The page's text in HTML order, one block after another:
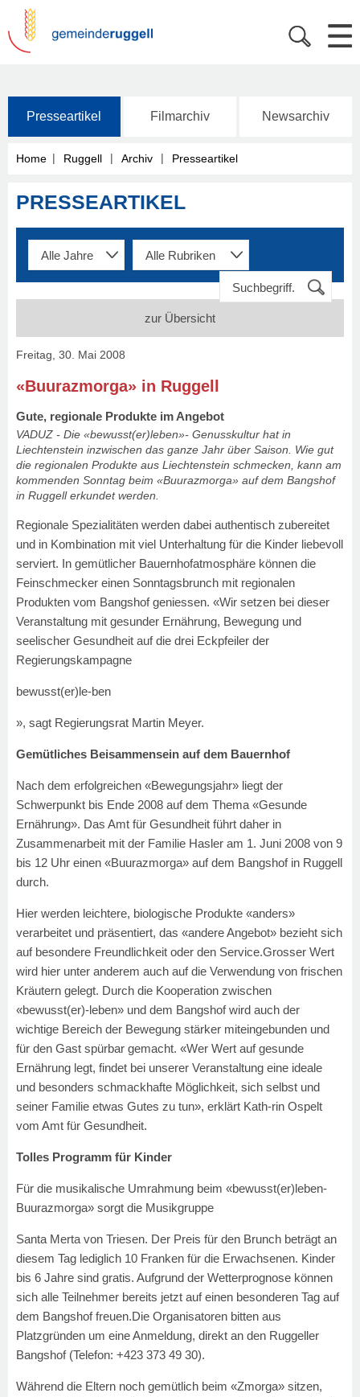
Presseartikel Filmarchiv Newsarchiv
Home | Ruggell | Archiv | Presseartikel
PRESSEARTIKEL
zur Übersicht
Freitag, 30. Mai 2008
«Buurazmorga» in Ruggell
Gute, regionale Produkte im Angebot
VADUZ - Die «bewusst(er)leben»- Genusskultur hat in
Liechtenstein inzwischen das ganze Jahr über Saison. Wie gut
die regionalen Produkte aus Liechtenstein schmecken, kann am
kommenden Sonntag beim «Buurazmorga» auf dem Bangshof
in Ruggell erkundet werden.
Regionale Spezialitäten werden dabei authentisch zubereitet
und in Kombination mit viel Unterhaltung für die Kinder liebevoll
serviert. In gemütlicher Bauernhofatmosphäre können die
Feinschmecker einen Sonntagsbrunch mit regionalen
Produkten vom Bangshof geniessen. «Wir setzen bei dieser
Veranstaltung mit gesunder Ernährung, Bewegung und
seelischer Gesundheit auf die drei Eckpfeiler der
Regierungskampagne
bewusst(er)le-ben
», sagt Regierungsrat Martin Meyer.
Gemütliches Beisammensein auf dem Bauernhof
Nach dem erfolgreichen «Bewegungsjahr» liegt der
Schwerpunkt bis Ende 2008 auf dem Thema «Gesunde
Ernährung». Das Amt für Gesundheit führt daher in
Zusammenarbeit mit der Familie Hasler am 1. Juni 2008 von 9
bis 12 Uhr einen «Buurazmorga» auf dem Bangshof in Ruggell
durch.
Hier werden leichtere, biologische Produkte «anders»
verarbeitet und präsentiert, das «andere Angebot» bezieht sich
auf besondere Freundlichkeit oder den Service.Grosser Wert
wird hier unter anderem auch auf die Verwendung von frischen
Kräutern gelegt. Durch die Kooperation zwischen
«bewusst(er)-leben» und dem Bangshof wird auch der
wichtige Bereich der Bewegung stärker miteingebunden und
für den Gast spürbar gemacht. «Wer Wert auf gesunde
Ernährung legt, findet bei unserer Veranstaltung eine ideale
und besonders schmackhafte Möglichkeit, sich selbst und
seiner Familie etwas Gutes zu tun», erklärt Kath-rin Ospelt
vom Amt für Gesundheit.
Tolles Programm für Kinder
Für die musikalische Umrahmung beim «bewusst(er)leben-
Buurazmorga» sorgt die Musikgruppe
Santa Merta von Triesen. Der Preis für den Brunch beträgt an
diesem Tag lediglich 10 Franken für die Erwachsenen. Kinder
bis 6 Jahre sind gratis. Aufgrund der Wetterprognose können
sich alle Teilnehmer bereits jetzt auf einen besonderen Tag auf
dem Bangshof freuen.Die Organisatoren bitten aus
Platzgründen um eine Anmeldung, direkt an den Ruggeller
Bangshof (Telefon: +423 373 49 30).
Während die Eltern noch gemütlich beim «Zmorga» sitzen,